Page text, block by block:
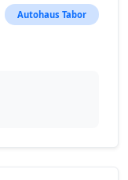
Autohaus Tabor